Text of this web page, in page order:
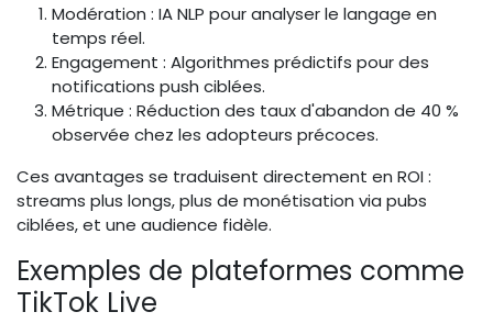
Modération : IA NLP pour analyser le langage en
temps réel.
Engagement : Algorithmes prédictifs pour des
notifications push ciblées.
Métrique : Réduction des taux d'abandon de 40 %
observée chez les adopteurs précoces.
Ces avantages se traduisent directement en ROI :
streams plus longs, plus de monétisation via pubs
ciblées, et une audience fidèle.
Exemples de plateformes comme
TikTok Live